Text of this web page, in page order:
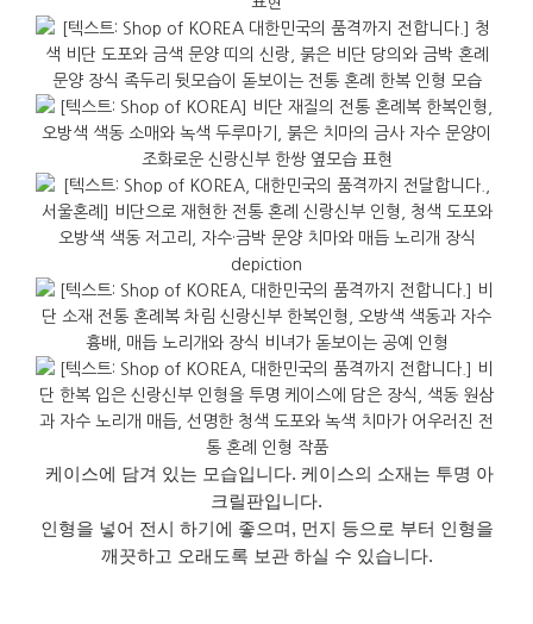
케이스에 담겨 있는 모습입니다. 케이스의 소재는 투명 아
크릴판입니다.
인형을 넣어 전시 하기에 좋으며, 먼지 등으로 부터 인형을
깨끗하고 오래도록 보관 하실 수 있습니다.